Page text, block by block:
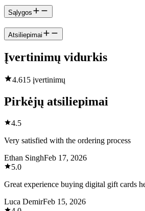
Sąlygos
Atsiliepimai
Įvertinimų vidurkis
4.615 įvertinimų
Pirkėjų atsiliepimai
4.5
Very satisfied with the ordering process
Ethan SinghFeb 17, 2026
5.0
Great experience buying digital gift cards
Luca DemirFeb 15, 2026